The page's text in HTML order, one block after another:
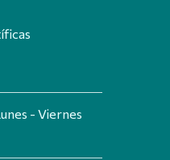
- Viernes